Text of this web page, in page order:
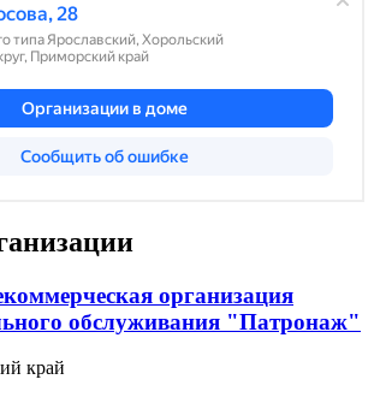
организация
обслуживания "Патронаж"
край